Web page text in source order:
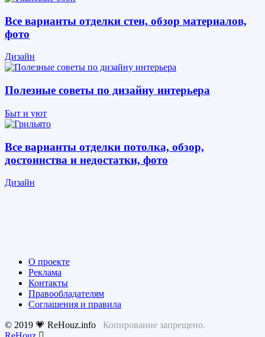
Все варианты отделки стен, обзор материалов,
фото
Дизайн
Полезные советы по дизайну интерьера
Быт и уют
Все варианты отделки потолка, обзор,
достоинства и недостатки, фото
Дизайн
О проекте
Реклама
Контакты
Правообладателям
Соглашения и правила
© 2019 💗 ReHouz.info Копирование запрещено.